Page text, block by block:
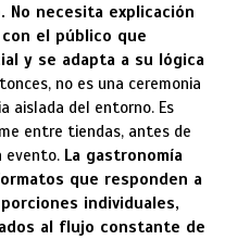
necesita explicación
el público que
y se adapta a su lógica
no es una ceremonia
aislada del entorno. Es
entre tiendas, antes de
evento. La gastronomía
que responden a
individuales,
al flujo constante de